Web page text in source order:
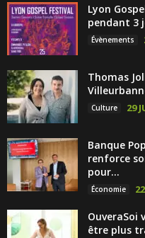
Lyon
pendant 3
Évènements
Thomas
Culture 29
Banque
renforce
pour...
Économie
OuveraSoi
être plus